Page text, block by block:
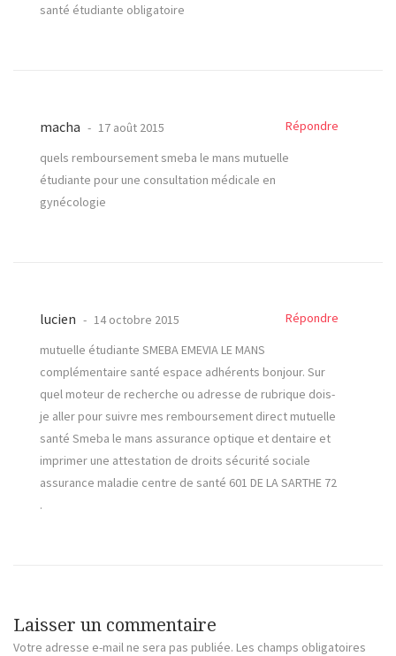
santé étudiante obligatoire
macha 17 août 2015
Répondre
quels remboursement smeba le mans mutuelle
étudiante pour une consultation médicale en
gynécologie
lucien 14 octobre 2015
Répondre
mutuelle étudiante SMEBA EMEVIA LE MANS
complémentaire santé espace adhérents bonjour. Sur
quel moteur de recherche ou adresse de rubrique dois-
je aller pour suivre mes remboursement direct mutuelle
santé Smeba le mans assurance optique et dentaire et
imprimer une attestation de droits sécurité sociale
assurance maladie centre de santé 601 DE LA SARTHE 72
.
Laisser un commentaire
Votre adresse e-mail ne sera pas publiée. Les champs obligatoires